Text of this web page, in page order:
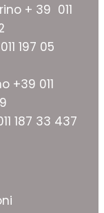
+ 39 011
197 05
+39 011
187 33 437